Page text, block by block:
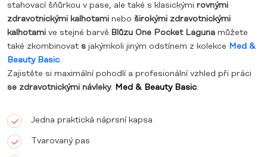
stahovací šňůrkou v pase, ale také s klasickými rovnými
zdravotnickými kalhotami nebo širokými zdravotnickými
kalhotami ve stejné barvě. Blůzu One Pocket Laguna můžete
také zkombinovat s jakýmkoli jiným odstínem z kolekce Med &
Beauty Basic.
Zajistěte si maximální pohodlí a profesionální vzhled při práci
se zdravotnickými návleky. Med & Beauty Basic.
Jedna praktická náprsní kapsa
Tvarovaný pas